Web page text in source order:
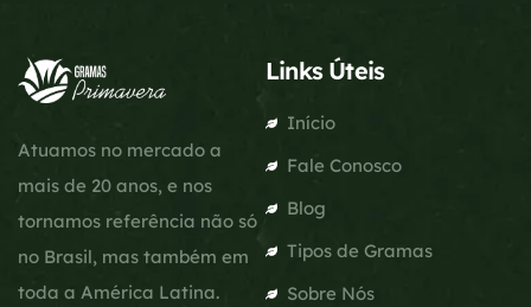
Atuamos no mercado a
mais de 20 anos, e nos
tornamos referência não só
no Brasil, mas também em
toda a América Latina.
Links Úteis
Início
Fale Conosco
Blog
Tipos de Gramas
Sobre Nós